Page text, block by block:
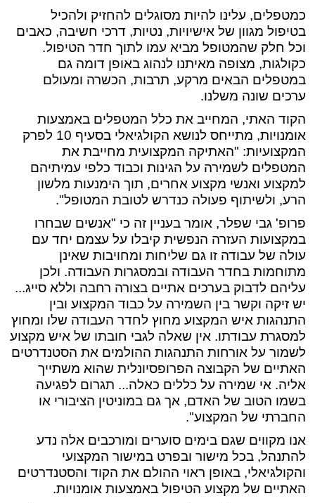
כמטפלים, עלינו להיות מסוגלים להחזיק ולהכיל
בטיפול מגוון של אישיויות, נטיות, דרכי חשיבה, כאבים
וכל חלק שהמטופל מביא עמו לתוך חדר הטיפול.
כקולגות, מצופה מאיתנו לנהוג באופן דומה גם
במטפלים הבאים מרקע, תרבות, הכשרה ומעולם
ערכים שונה משלנו.
הקוד האתי, המחייב את כלל המטפלים באמצעות
אומנויות, מתייחס לנושא הקולגיאלי בסעיף 10 לפרק
המקצועיות: "האתיקה המקצועית מחייבת את
המטפלים לשמירה על הגינות וכבוד כלפי עמיתיהם
למקצוע ואנשי מקצוע אחרים, תוך הימנעות מלשון
הרע, ולשיתוף פעולה כנדרש לטובת המטופל".
פרופ' גבי שפלר, אומר בעניין זה כי "אנשים שבחרו
במקצועות העזרה הנפשית קיבלו על עצמם יחד עם
עולה של עבודה זו גם שליחות ומחויבות שאינן
מתוחמות בחדר העבודה ובמסגרות העבודה. ולכן
עליהם לדבוק בערכים אתיים בצורה רחבה וללא סייג...
יש זיקה וקשר בין השמירה על כבוד המקצוע ובין
התנהגות איש המקצוע מחוץ לחדר העבודה שלו ומחוץ
למסגרת עבודתו. אין שאלה לגבי חובתו של איש מקצוע
לשמור על אורחות התנהגות ההולמים את הסטנדרטים
האתיים של הקבוצה הפרופסיונלית שהוא משתייך
אליה. אי שמירה על כללים כאלה... תגרום לפגיעה
בשמו הטוב של האדם, אך גם במוניטין הציבורי או
החברתי של המקצוע".
אנו מקווים שגם בימים סוערים ומורכבים אלה נדע
להתנהל, בכל מישור ובפרט במישור המקצועי
והקולגיאלי, באופן ראוי ההולם את הקוד והסטנדרטים
האתיים של מקצוע הטיפול באמצעות אומנויות.